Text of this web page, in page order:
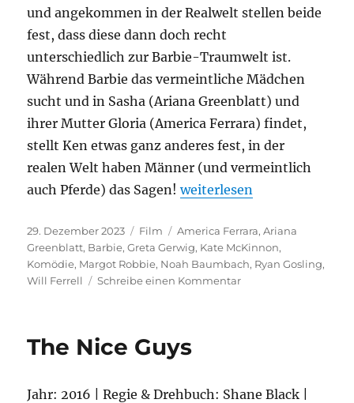
und angekommen in der Realwelt stellen beide
fest, dass diese dann doch recht
unterschiedlich zur Barbie-Traumwelt ist.
Während Barbie das vermeintliche Mädchen
sucht und in Sasha (Ariana Greenblatt) und
ihrer Mutter Gloria (America Ferrara) findet,
stellt Ken etwas ganz anderes fest, in der
realen Welt haben Männer (und vermeintlich
auch Pferde) das Sagen!„Barbie“
weiterlesen
Veröffentlicht
am
29. Dezember 2023 Kategorien
Film Schlagwörter
America Ferrara,Ariana
Greenblatt, Barbie,Greta Gerwig, Kate McKinnon,
Komödie, Margot Robbie, Noah Baumbach, Ryan Gosling,
Will Ferrell
Schreibe einen Kommentarzu
The Nice Guys
Jahr: 2016 | Regie & Drehbuch: Shane Black |